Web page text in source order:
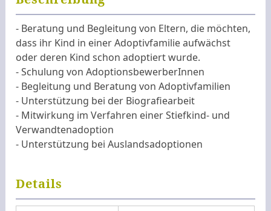
- Beratung und Begleitung von Eltern, die möchten,
dass ihr Kind in einer Adoptivfamilie aufwächst
oder deren Kind schon adoptiert wurde.
- Schulung von AdoptionsbewerberInnen
- Begleitung und Beratung von Adoptivfamilien
- Unterstützung bei der Biografiearbeit
- Mitwirkung im Verfahren einer Stiefkind- und
Verwandtenadoption
- Unterstützung bei Auslandsadoptionen
Details